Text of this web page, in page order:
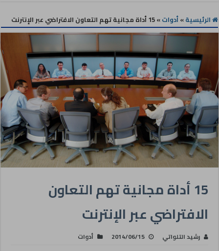
الرئيسية»أدوات»15 أداة مجانية تهم التعاون الافتراضي عبر الإنترنت
15 أداة مجانية تهم التعاون
الافتراضي عبر الإنترنت
رشيد التلواتي 2014/06/15 أدوات